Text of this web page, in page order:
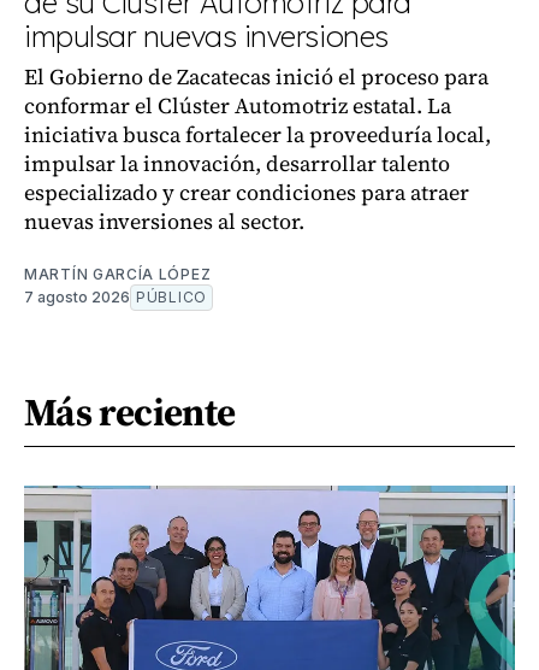
impulsar nuevas inversiones
El Gobierno de Zacatecas inició el proceso para
conformar el Clúster Automotriz estatal. La
iniciativa busca fortalecer la proveeduría local,
impulsar la innovación, desarrollar talento
especializado y crear condiciones para atraer
nuevas inversiones al sector.
MARTÍN GARCÍA LÓPEZ
7 agosto 2026 PÚBLICO
Más reciente